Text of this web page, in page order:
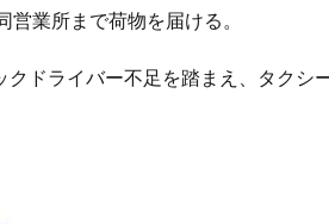
業所まで荷物を届ける。
ドライバー不足を踏まえ、タクシ